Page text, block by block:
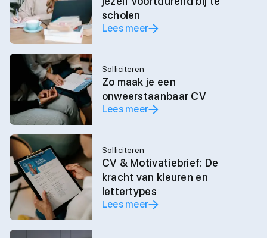
scholen
Lees meer
Solliciteren
Zo maak je een
onweerstaanbaar CV
Lees meer
Solliciteren
CV & Motivatiebrief: De
kracht van kleuren en
lettertypes
Lees meer